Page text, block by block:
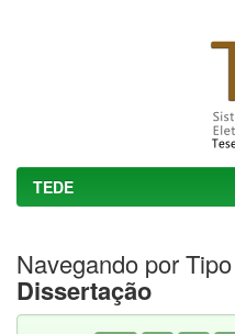
TEDE
Navegando por
Dissertação